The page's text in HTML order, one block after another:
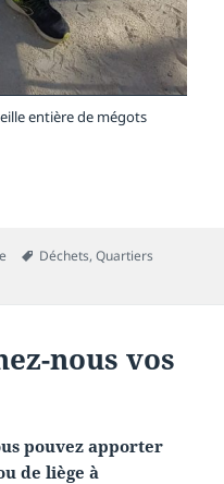
entière de mégots
Mots-
Déchets,Quartiers
nous vos
pouvez apporter
de liège à